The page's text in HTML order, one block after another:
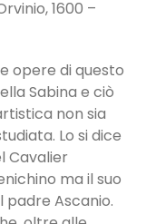
1600 –
opere di questo
Sabina e ciò
non sia
Lo si dice
Cavalier
ma il suo
Ascanio.